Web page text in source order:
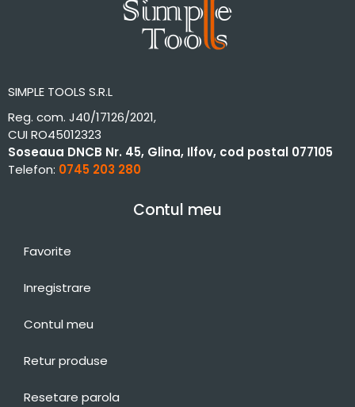
SIMPLE TOOLS S.R.L
Reg. com. J40/17126/2021,
CUI RO45012323
Soseaua DNCB Nr. 45, Glina, Ilfov, cod postal 077105
Telefon: 0745 203 280
Contul meu
Favorite
Inregistrare
Contul meu
Retur produse
Resetare parola